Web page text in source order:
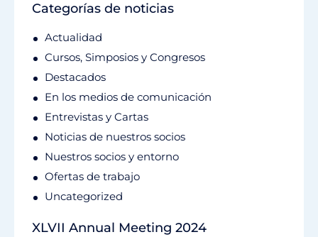
Categorías de noticias
Actualidad
Cursos, Simposios y Congresos
Destacados
En los medios de comunicación
Entrevistas y Cartas
Noticias de nuestros socios
Nuestros socios y entorno
Ofertas de trabajo
Uncategorized
XLVII Annual Meeting 2024